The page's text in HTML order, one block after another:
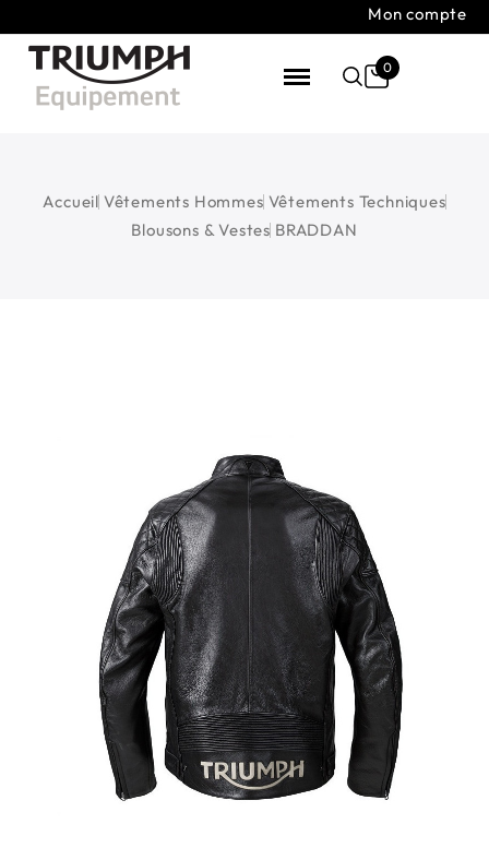
Mon compte
0
Accueil Vêtements Hommes Vêtements Techniques
Blousons & Vestes BRADDAN